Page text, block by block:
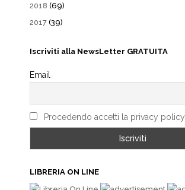
2018 (69)
2017 (39)
Iscriviti alla NewsLetter GRATUITA
Email
Procedendo accetti la privacy policy
LIBRERIA ON LINE